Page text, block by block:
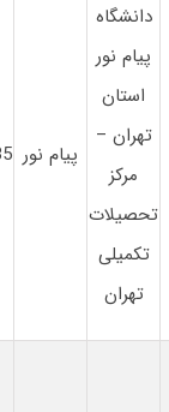
دانشگاه
پیام نور
استان
تهران –
مرکز
تحصیلات
تکمیلی
تهران
پیام نور